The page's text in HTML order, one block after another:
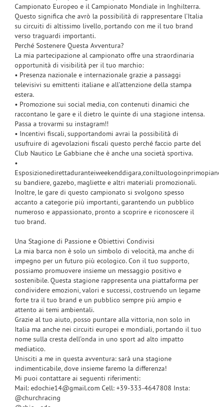
Campionato Europeo e il Campionato Mondiale in Inghilterra.
Questo significa che avrò la possibilità di rappresentare l’Italia
su circuiti di altissimo livello, portando con me il tuo brand
verso traguardi importanti.
Perché Sostenere Questa Avventura?
La mia partecipazione al campionato offre una straordinaria
opportunità di visibilità per il tuo marchio:
• Presenza nazionale e internazionale grazie a passaggi
televisivi su emittenti italiane e all’attenzione della stampa
estera.
• Promozione sui social media, con contenuti dinamici che
raccontano le gare e il dietro le quinte di una stagione intensa.
Passa a trovarmi su instagram!!
• Incentivi fiscali, supportandomi avrai la possibilità di
usufruire di agevolazioni fiscali questo perché faccio parte del
Club Nautico Le Gabbiane che è anche una società sportiva.
•
su bandiere, gazebo, magliette e altri materiali promozionali.
Inoltre, le gare di questo campionato si svolgono spesso
accanto a categorie più importanti, garantendo un pubblico
numeroso e appassionato, pronto a scoprire e riconoscere il
tuo brand.
Una Stagione di Passione e Obiettivi Condivisi
La mia barca non è solo un simbolo di velocità, ma anche di
impegno per un futuro più ecologico. Con il tuo supporto,
possiamo promuovere insieme un messaggio positivo e
sostenibile. Questa stagione rappresenta una piattaforma per
condividere emozioni, valori e successi, costruendo un legame
forte tra il tuo brand e un pubblico sempre più ampio e
attento ai temi ambientali.
Grazie al tuo aiuto, posso puntare alla vittoria, non solo in
Italia ma anche nei circuiti europei e mondiali, portando il tuo
nome sulla cresta dell’onda in uno sport ad alto impatto
mediatico.
Unisciti a me in questa avventura: sarà una stagione
indimenticabile, dove insieme faremo la differenza!
Mi puoi contattare ai seguenti riferimenti:
Mail: edochie14@gmail.com Cell: +39-333-4647808 Insta:
@churchracing